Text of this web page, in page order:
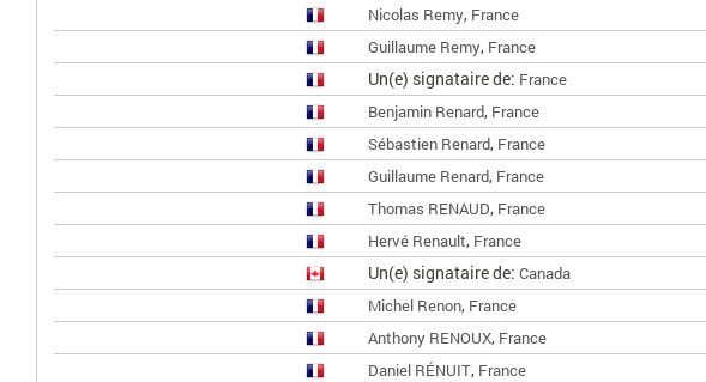
Nicolas Remy, France
Guillaume Remy, France
Un(e) signataire de: France
Benjamin Renard, France
Sébastien Renard, France
Guillaume Renard, France
Thomas RENAUD, France
Hervé Renault, France
Un(e) signataire de: Canada
Michel Renon, France
Anthony RENOUX, France
Daniel RÉNUIT, France